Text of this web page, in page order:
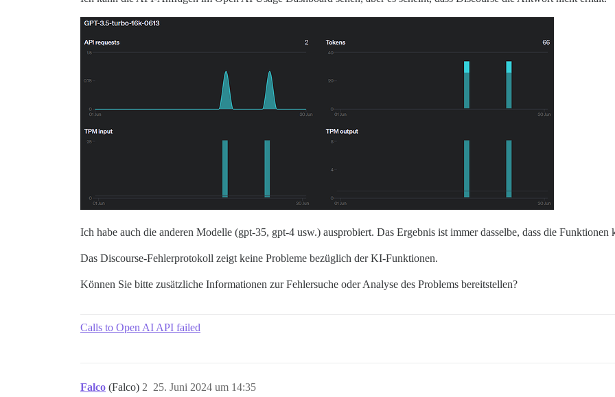
Ich habe auch die anderen Modelle (gpt-35, gpt-4 usw.) ausprobiert. Das Ergebnis ist immer dasselbe, dass die
Das Discourse-Fehlerprotokoll zeigt keine Probleme bezüglich der KI-Funktionen.
Können Sie bitte zusätzliche Informationen zur Fehlersuche oder Analyse des Problems bereitstellen?
Calls to Open AI API failed
Falco (Falco) 25. Juni 2024 um 14:35
2